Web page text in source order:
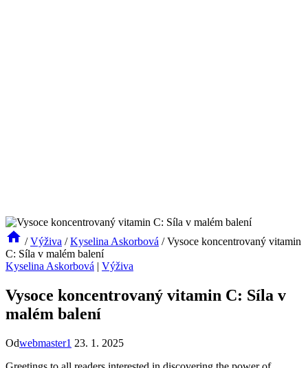
/ Výživa / Kyselina Askorbová / Vysoce koncentrovaný vitamin
C: Síla v malém balení
Kyselina Askorbová | Výživa
Vysoce koncentrovaný vitamin C: Síla v
malém balení
Odwebmaster1 23. 1. 2025